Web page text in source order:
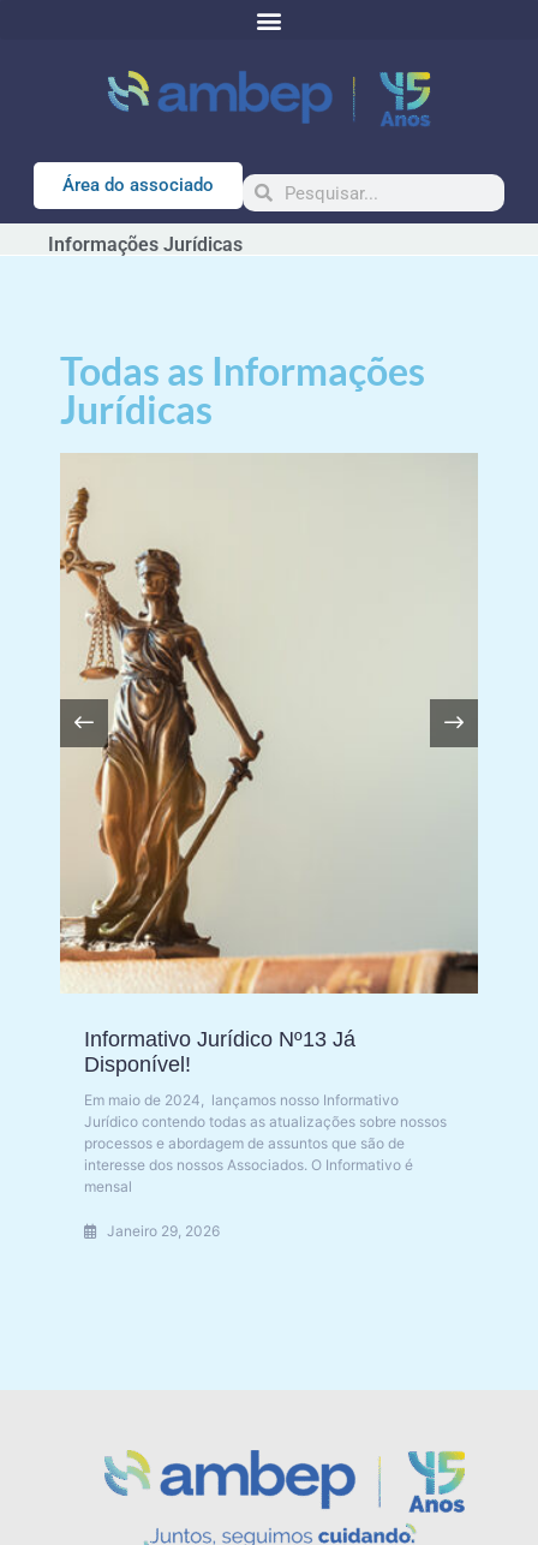
Área do associado
Informações Jurídicas
Todas as Informações
Jurídicas
Informativo Jurídico Nº13 Já
Disponível!
Em maio de 2024, lançamos nosso Informativo
Jurídico contendo todas as atualizações sobre nossos
processos e abordagem de assuntos que são de
interesse dos nossos Associados. O Informativo é
mensal
Janeiro 29, 2026